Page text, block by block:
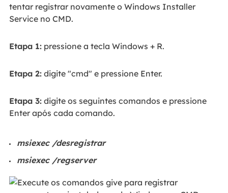
tentar registrar novamente o Windows Installer
Service no CMD.
Etapa 1:pressione a tecla Windows + R.
Etapa 2:digite "cmd" e pressione Enter.
Etapa 3:digite os seguintes comandos e pressione
Enter após cada comando.
msiexec /desregistrar
msiexec /regserver